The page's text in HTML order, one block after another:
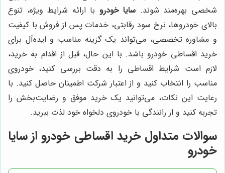
شخصی بهره‌مند شوند. سایا خودرو با ارائه شرایط ویژه، تنوع
بالای خودروها، نرخ سود رقابتی، خدمات پس از فروش با کیفیت
و مشاوره تخصصی، می‌تواند یک گزینه مناسب و ایده‌آل برای
خرید اقساطی خودرو باشد. با این حال، قبل از اقدام به خرید،
لازم است شرایط اقساطی را به دقت بررسی کنید، خودروی
مناسب را انتخاب کنید و از اعتبار شرکت اطمینان حاصل کنید. با
رعایت این نکات، می‌توانید یک خرید موفق و رضایت‌بخش را
تجربه کنید و از رانندگی با خودروی دلخواه خود لذت ببرید.
سوالات متداول خرید اقساطی خودرو از سایا
خودرو